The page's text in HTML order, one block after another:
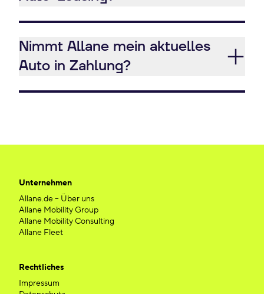
Nimmt Allane mein aktuelles
Auto in Zahlung?
Unternehmen
Allane.de – Über uns
Allane Mobility Group
Allane Mobility Consulting
Allane Fleet
Rechtliches
Impressum